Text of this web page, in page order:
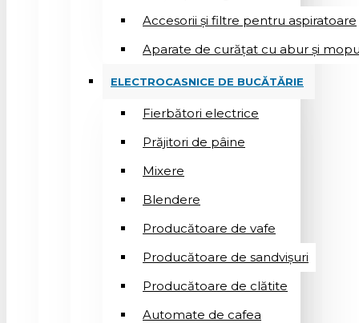
Accesorii și filtre pentru aspiratoare
Aparate de curățat cu abur și
ELECTROCASNICE DE BUCĂTĂRIE
Fierbători electrice
Prăjitori de pâine
Mixere
Blendere
Producătoare de vafe
Producătoare de sandvişuri
Producătoare de clătite
Automate de cafea